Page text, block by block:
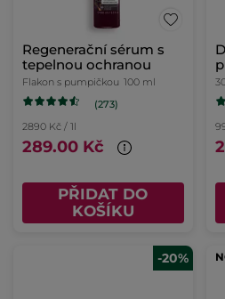
Regenerační sérum s
tepelnou ochranou
Flakon s pumpičkou 100 ml
(273)
2890 Kč / 1l
289.00 Kč
PŘIDAT DO
KOŠÍKU
-20%